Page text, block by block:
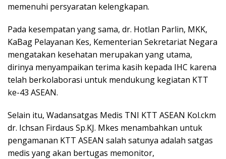
memenuhi persyaratan kelengkapan.
Pada kesempatan yang sama, dr. Hotlan Parlin, MKK,
KaBag Pelayanan Kes, Kementerian Sekretariat Negara
mengatakan kesehatan merupakan yang utama,
dirinya menyampaikan terima kasih kepada IHC karena
telah berkolaborasi untuk mendukung kegiatan KTT
ke-43 ASEAN.
Selain itu, Wadansatgas Medis TNI KTT ASEAN Kol.ckm
dr. Ichsan Firdaus Sp.KJ. Mkes menambahkan untuk
pengamanan KTT ASEAN salah satunya adalah satgas
medis yang akan bertugas memonitor,